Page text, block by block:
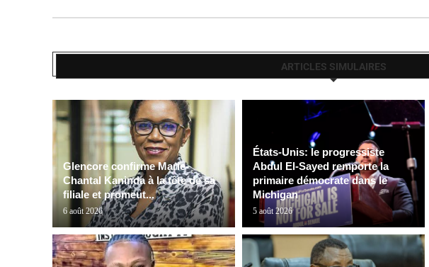
ARTICLES SIMULAIRES
Glencore confirme Marie-
Chantal Kaninda à la tête de sa
filiale et promeut...
6 août 2026
États-Unis: le progressiste
Abdul El-Sayed remporte la
primaire démocrate dans le
Michigan
5 août 2026